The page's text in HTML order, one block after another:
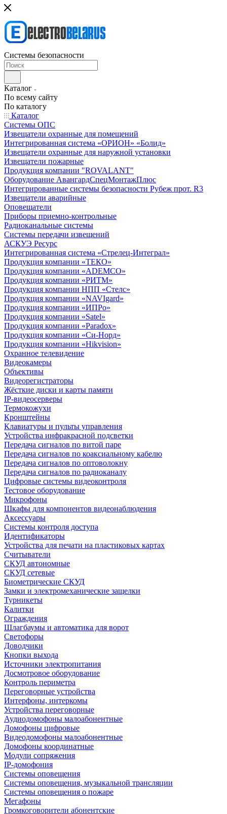
Системы безопасности
Каталог
По всему сайту
По каталогу
Каталог
Системы ОПС
Извещатели охранные для помещений
Интегрированная система «ОРИОН» «Болид»
Извещатели охранные для наружной установки
Извещатели пожарные
Продукция компании "ROVALANT"
Оборудование АвангардСпецМонтажПлюс
Интегрированные системы безопасности Рубеж прот. R3
Извещатели аварийные
Оповещатели
Приборы приемно-контрольные
Радиоканальные системы
Системы передачи извещений
АСКУЭ Ресурс
Интегрированная система «Стрелец-Интеграл»
Продукция компании «ТЕКО»
Продукция компании «ADEMCO»
Продукция компании «РИТМ»
Продукция компании НПП «Стелс»
Продукция компании «NAVIgard»
Продукция компании «ИПРо»
Продукция компании «Satel»
Продукция компании «Paradox»
Продукция компании «Си-Норд»
Продукция компании «Hikvision»
Охранное телевидение
Видеокамеры
Объективы
Видеорегистраторы
Жёсткие диски и карты памяти
IP-видеосерверы
Термокожухи
Кронштейны
Клавиатуры и пульты управления
Устройства инфракрасной подсветки
Передача сигналов по витой паре
Передача сигналов по коаксиальному кабелю
Передача сигналов по оптоволокну
Передача сигналов по радиоканалу
Цифровые системы видеоконтроля
Тестовое оборудование
Микрофоны
Шкафы для компонентов видеонаблюдения
Аксессуары
Системы контроля доступа
Идентификаторы
Устройства для печати на пластиковых картах
Считыватели
СКУД автономные
СКУД сетевые
Биометрические СКУД
Замки и электромеханические защелки
Турникеты
Калитки
Ограждения
Шлагбаумы и автоматика для ворот
Светофоры
Доводчики
Кнопки выхода
Источники электропитания
Досмотровое оборудование
Контроль периметра
Переговорные устройства
Интерфоны, интеркомы
Устройства переговорные
Аудиодомофоны малоабонентные
Домофоны цифровые
Видеодомофоны малоабонентные
Домофоны координатные
Модули сопряжения
IP-домофония
Системы оповещения
Системы оповещения, музыкальной трансляции
Системы оповещения о пожаре
Мегафоны
Громкоговорители абонентские